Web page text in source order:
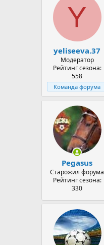
Y
yeliseeva.37
Модератор
Рейтинг сезона:
558
Команда форума
Pegasus
Старожил форума
Рейтинг сезона:
330